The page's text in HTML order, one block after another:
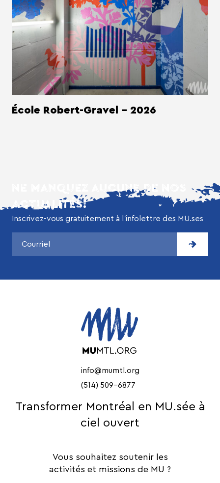
École Robert-Gravel - 2026
NE MANQUEZ AUCUNE DE NOS
ACTUALITÉS!
Inscrivez-vous gratuitement à l’infolettre des MU.ses
info@mumtl.org
(514) 509-6877
Transformer Montréal en MU.sée à
ciel ouvert
Vous souhaitez soutenir les
activités et missions de MU ?